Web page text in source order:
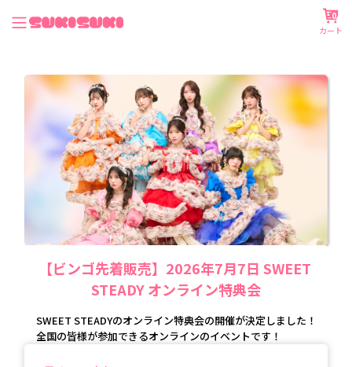
カート
0
【ビンゴ先着販売】2026年7月7日 SWEET
STEADY オンライン特典会
SWEET STEADYのオンライン特典会の開催が決定しました！
全国の皆様が参加できるオンラインのイベントです！